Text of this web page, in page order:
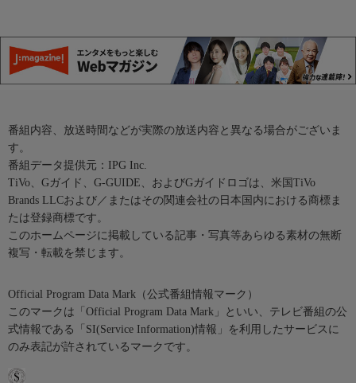
番組内容、放送時間などが実際の放送内容と異なる場合がございま
す。
番組データ提供元：IPG Inc.
TiVo、Gガイド、G-GUIDE、およびGガイドロゴは、米国TiVo
Brands LLCおよび／またはその関連会社の日本国内における商標ま
たは登録商標です。
このホームページに掲載している記事・写真等あらゆる素材の無断
複写・転載を禁じます。
Official Program Data Mark（公式番組情報マーク）
このマークは「Official Program Data Mark」といい、テレビ番組の公
式情報である「SI(Service Information)情報」を利用したサービスに
のみ表記が許されているマークです。